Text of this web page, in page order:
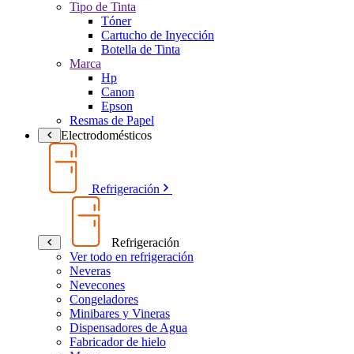
Tipo de Tinta
Tóner
Cartucho de Inyección
Botella de Tinta
Marca
Hp
Canon
Epson
Resmas de Papel
Electrodomésticos
Refrigeración
Refrigeración
Ver todo en refrigeración
Neveras
Nevecones
Congeladores
Minibares y Vineras
Dispensadores de Agua
Fabricador de hielo